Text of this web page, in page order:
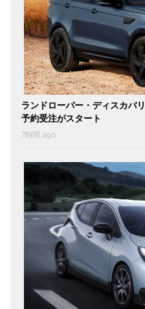
ランドローバー・ディスカバ
予約受注がスタート
7時間 ago